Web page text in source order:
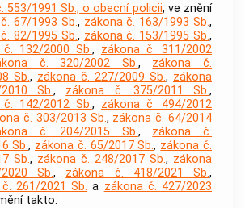
553/1991 Sb., o obecní policii, ve znění
67/1993 Sb., zákona č. 163/1993 Sb.,
82/1995 Sb., zákona č. 153/1995 Sb.,
č. 132/2000 Sb., zákona č. 311/2002
č. 320/2002 Sb., zákona č.
Sb., zákona č. 227/2009 Sb., zákona
Sb., zákona č. 375/2011 Sb.,
č. 142/2012 Sb., zákona č. 494/2012
č. 303/2013 Sb., zákona č. 64/2014
č. 204/2015 Sb., zákona č.
Sb., zákona č. 65/2017 Sb., zákona č.
Sb., zákona č. 248/2017 Sb., zákona
Sb., zákona č. 418/2021 Sb.,
261/2021 Sb. a zákona č. 427/2023
takto: